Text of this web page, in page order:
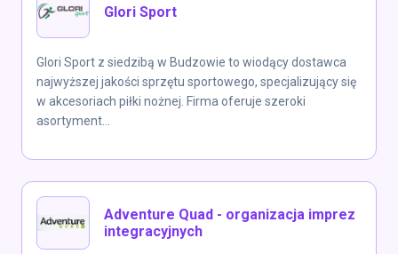
Glori Sport
Glori Sport z siedzibą w Budzowie to wiodący dostawca
najwyższej jakości sprzętu sportowego, specjalizujący się
w akcesoriach piłki nożnej. Firma oferuje szeroki
asortyment...
Adventure Quad - organizacja imprez
integracyjnych